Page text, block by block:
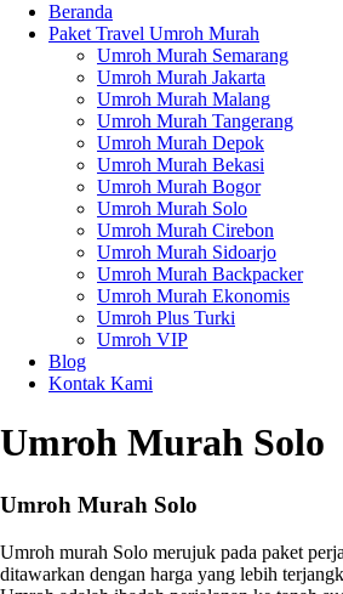
Beranda
Paket Travel Umroh Murah
Umroh Murah Semarang
Umroh Murah Jakarta
Umroh Murah Malang
Umroh Murah Tangerang
Umroh Murah Depok
Umroh Murah Bekasi
Umroh Murah Bogor
Umroh Murah Solo
Umroh Murah Cirebon
Umroh Murah Sidoarjo
Umroh Murah Backpacker
Umroh Murah Ekonomis
Umroh Plus Turki
Umroh VIP
Blog
Kontak Kami
Umroh Murah Solo
Umroh Murah Solo
Umroh murah Solo merujuk pada paket
ditawarkan dengan harga yang lebih